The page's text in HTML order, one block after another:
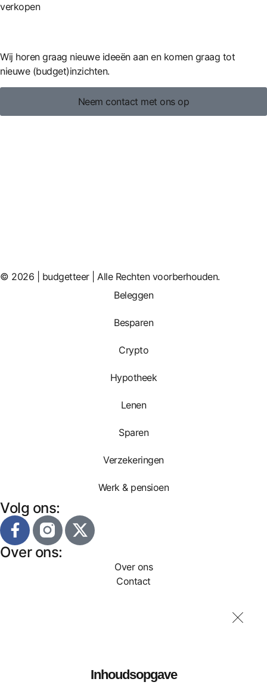
verkopen
Wij horen graag nieuwe ideeën aan en komen graag tot
nieuwe (budget)inzichten.
Neem contact met ons op
© 2026 | budgetteer | Alle Rechten voorberhouden.
Beleggen
Besparen
Crypto
Hypotheek
Lenen
Sparen
Verzekeringen
Werk & pensioen
Volg ons:
Over ons:
Over ons
Contact
Inhoudsopgave